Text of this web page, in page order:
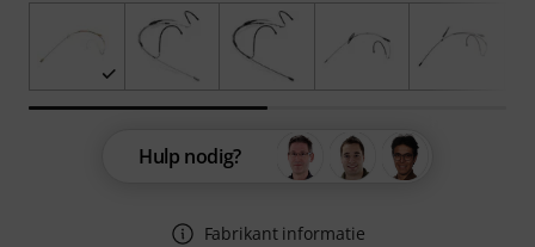
Hulp nodig?
Fabrikant informatie